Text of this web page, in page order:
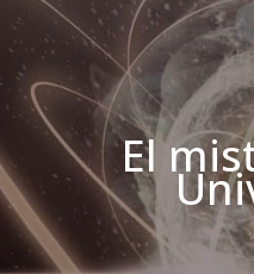
El